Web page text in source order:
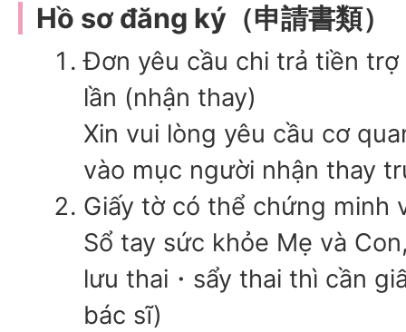
Hồ sơ đăng ký（申請書類）
Đơn yêu cầu chi trả tiền trợ
lần (nhận thay)
Xin vui lòng yêu cầu cơ
vào mục người nhận thay
Giấy tờ có thể chứng minh
Sổ tay sức khỏe Mẹ và
lưu thai・sẩy thai thì cần
bác sĩ)